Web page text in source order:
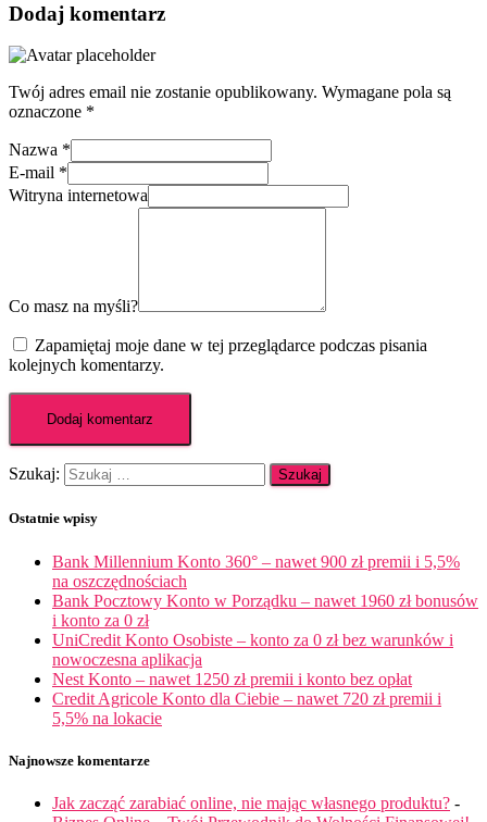
Dodaj komentarz
Twój adres email nie zostanie opublikowany. Wymagane pola są
oznaczone *
Nazwa *
E-mail *
Witryna internetowa
Co masz na myśli?
Zapamiętaj moje dane w tej przeglądarce podczas pisania
kolejnych komentarzy.
Szukaj:
Ostatnie wpisy
Bank Millennium Konto 360° – nawet 900 zł premii i 5,5%
na oszczędnościach
Bank Pocztowy Konto w Porządku – nawet 1960 zł bonusów
i konto za 0 zł
UniCredit Konto Osobiste – konto za 0 zł bez warunków i
nowoczesna aplikacja
Nest Konto – nawet 1250 zł premii i konto bez opłat
Credit Agricole Konto dla Ciebie – nawet 720 zł premii i
5,5% na lokacie
Najnowsze komentarze
Jak zacząć zarabiać online, nie mając własnego produktu? -